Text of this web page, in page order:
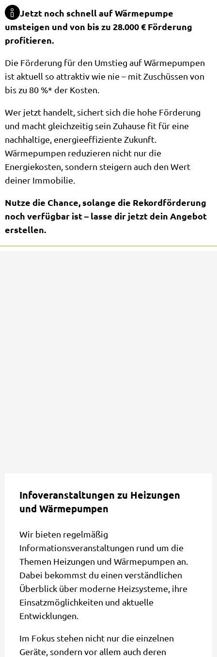
Jetzt noch schnell auf Wärmepumpe
umsteigen und von bis zu 28.000 € Förderung
profitieren.
Die Förderung für den Umstieg auf Wärmepumpen
ist aktuell so attraktiv wie nie – mit Zuschüssen von
bis zu 80 %* der Kosten.
Wer jetzt handelt, sichert sich die hohe Förderung
und macht gleichzeitig sein Zuhause fit für eine
nachhaltige, energieeffiziente Zukunft.
Wärmepumpen reduzieren nicht nur die
Energiekosten, sondern steigern auch den Wert
deiner Immobilie.
Nutze die Chance, solange die Rekordförderung
noch verfügbar ist – lasse dir jetzt dein Angebot
erstellen.
Infoveranstaltungen zu Heizungen
und Wärmepumpen
Wir bieten regelmäßig
Informationsveranstaltungen rund um die
Themen Heizungen und Wärmepumpen an.
Dabei bekommst du einen verständlichen
Überblick über moderne Heizsysteme, ihre
Einsatzmöglichkeiten und aktuelle
Entwicklungen.
Im Fokus stehen nicht nur die einzelnen
Geräte, sondern vor allem auch deren